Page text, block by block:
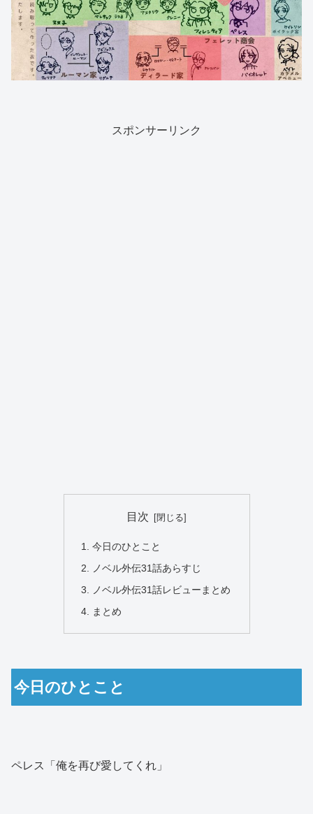
スポンサーリンク
目次
今日のひとこと
ノベル外伝31話あらすじ
ノベル外伝31話レビューまとめ
まとめ
今日のひとこと
ペレス「俺を再び愛してくれ」